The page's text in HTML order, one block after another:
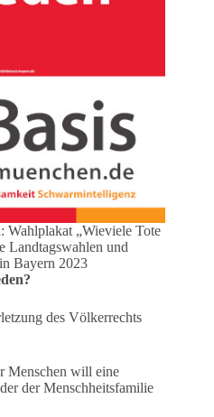
Wahlplakat „Wieviele Tote
Landtagswahlen und
Bayern 2023
des Völkerrechts
Menschen will eine
der Menschheitsfamilie